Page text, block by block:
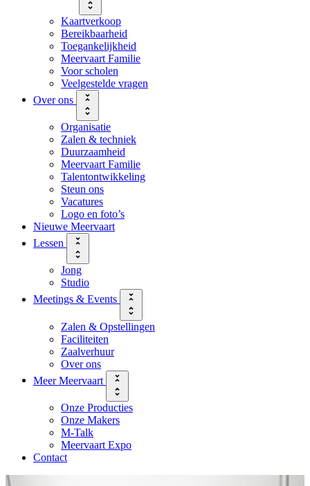
Kaartverkoop
Bereikbaarheid
Toegankelijkheid
Meervaart Familie
Voor scholen
Veelgestelde vragen
Over ons
Organisatie
Zalen & techniek
Duurzaamheid
Meervaart Familie
Talentontwikkeling
Steun ons
Vacatures
Logo en foto’s
Nieuwe Meervaart
Lessen
Jong
Studio
Meetings & Events
Zalen & Opstellingen
Faciliteiten
Zaalverhuur
Over ons
Meer Meervaart
Onze Producties
Onze Makers
M-Talk
Meervaart Expo
Contact